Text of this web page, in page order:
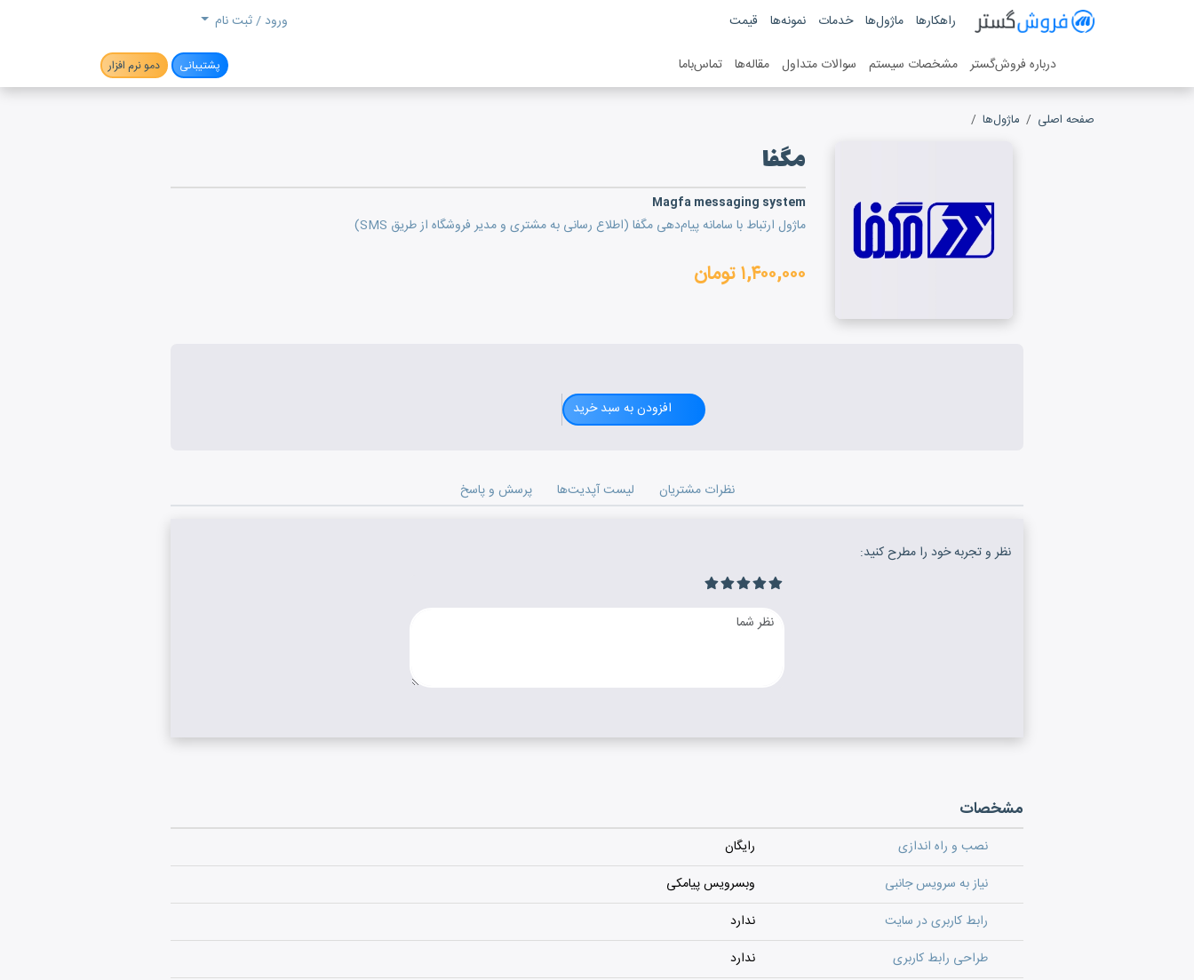
فروش گستر
راهکارها ماژول‌ها خدمات نمونه‌ها قیمت ورود / ثبت نام
درباره فروش‌گستر مشخصات سیستم سوالات متداول مقاله‌ها تماس‌باما پشتیبانی دمو نرم افزار
صفحه اصلی ماژول‌ها
مگفا
Magfa messaging system
ماژول ارتباط با سامانه پیام‌دهی مگفا (اطلاع رسانی به مشتری و مدیر فروشگاه از طریق SMS)
۱,۴۰۰,۰۰۰ تومان
افزودن به سبد خرید
نظرات مشتریان لیست آپدیت‌ها پرسش و پاسخ
نظر و تجربه خود را مطرح کنید:
مشخصات
نصب و راه اندازی
رایگان
نیاز به سرویس جانبی
وبسرویس پیامکی
رابط کاربری در سایت
ندارد
طراحی رابط کاربری
ندارد